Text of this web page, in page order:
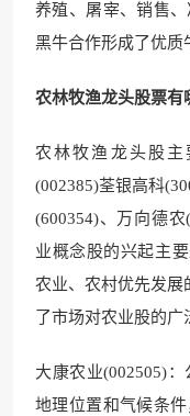
养殖、屠宰、销售
黑牛合作形成了优质
农林牧渔龙头股票有
农林牧渔龙头股主
(002385)荃银高科
(600354)、万向德
业概念股的兴起主
农业、农村优先发展
了市场对农业股的广
大康农业(002505)
地理位置和气候条